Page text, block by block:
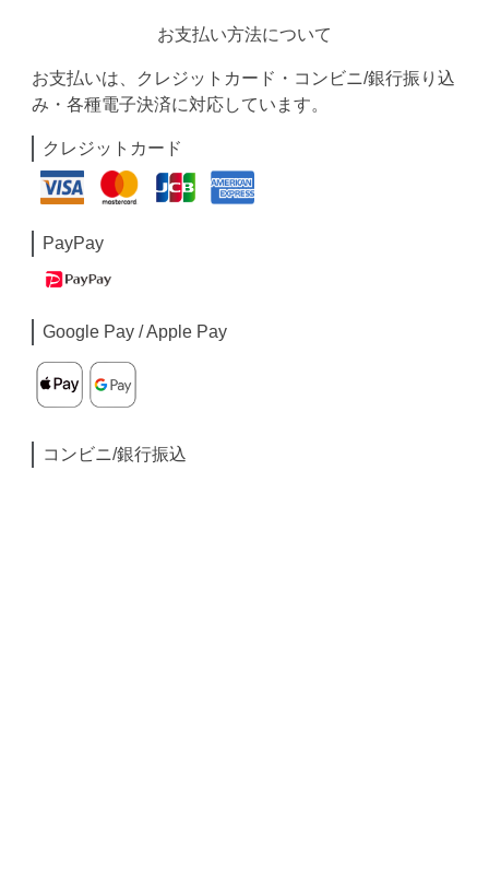
お支払い方法について
お支払いは、クレジットカード・コンビニ/銀行振り込
み・各種電子決済に対応しています。
クレジットカード
PayPay
Google Pay / Apple Pay
コンビニ/銀行振込